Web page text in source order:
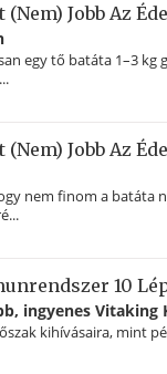
(nem) Jobb Az
egy tő batáta 1–3 kg
(nem) Jobb Az
nem finom a batáta
10
ingyenes Vitaking
kihívásaira, mint